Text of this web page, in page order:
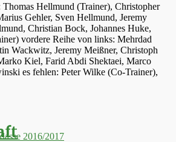
Hellmund (Trainer), Christopher
Gehler, Sven Hellmund, Jeremy
Christian Bock, Johannes Huke,
vordere Reihe von links: Mehrdad
Wackwitz, Jeremy Meißner, Christoph
Kiel, Farid Abdi Shektaei, Marco
es fehlen: Peter Wilke (Co-Trainer),